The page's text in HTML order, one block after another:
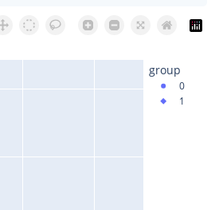
group
0
1